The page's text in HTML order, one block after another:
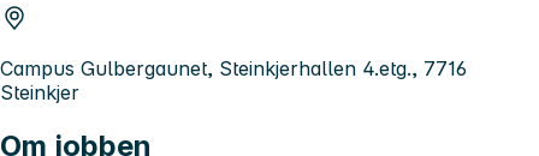
Campus Gulbergaunet, Steinkjerhallen 4.etg., 7716
Steinkjer
Om jobben